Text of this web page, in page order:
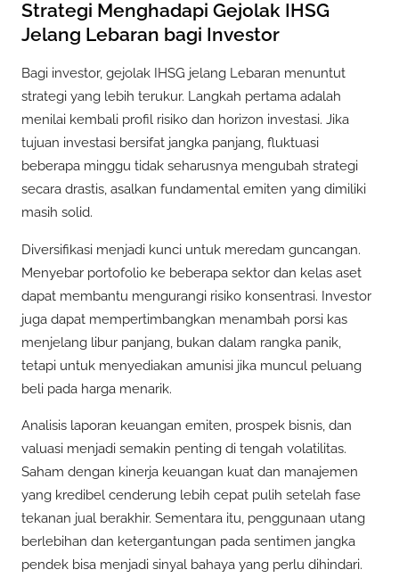
Strategi Menghadapi Gejolak IHSG
Jelang Lebaran bagi Investor
Bagi investor, gejolak IHSG jelang Lebaran menuntut
strategi yang lebih terukur. Langkah pertama adalah
menilai kembali profil risiko dan horizon investasi. Jika
tujuan investasi bersifat jangka panjang, fluktuasi
beberapa minggu tidak seharusnya mengubah strategi
secara drastis, asalkan fundamental emiten yang dimiliki
masih solid.
Diversifikasi menjadi kunci untuk meredam guncangan.
Menyebar portofolio ke beberapa sektor dan kelas aset
dapat membantu mengurangi risiko konsentrasi. Investor
juga dapat mempertimbangkan menambah porsi kas
menjelang libur panjang, bukan dalam rangka panik,
tetapi untuk menyediakan amunisi jika muncul peluang
beli pada harga menarik.
Analisis laporan keuangan emiten, prospek bisnis, dan
valuasi menjadi semakin penting di tengah volatilitas.
Saham dengan kinerja keuangan kuat dan manajemen
yang kredibel cenderung lebih cepat pulih setelah fase
tekanan jual berakhir. Sementara itu, penggunaan utang
berlebihan dan ketergantungan pada sentimen jangka
pendek bisa menjadi sinyal bahaya yang perlu dihindari.